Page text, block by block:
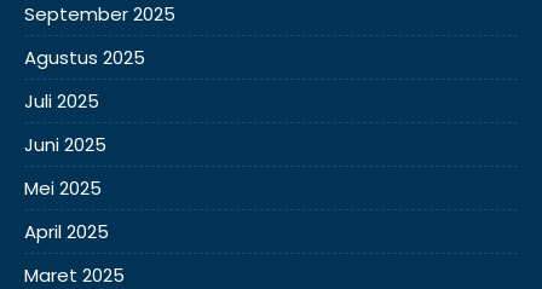
September 2025
Agustus 2025
Juli 2025
Juni 2025
Mei 2025
April 2025
Maret 2025